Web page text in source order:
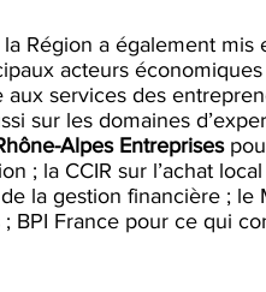
Région a également mis
acteurs
services des
sur les domaines
Alpes Entreprises
; la CCIR sur l’achat
la gestion financière ; le
BPI France pour ce qui